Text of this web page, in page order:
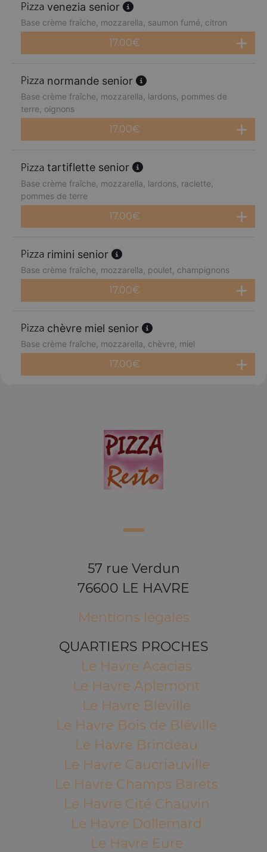
venezia senior
Base crème fraîche, mozzarella, saumon fumé, citron
17.00€
normande senior
Base crème fraîche, mozzarella, lardons, pommes de
terre, oignons
17.00€
tartiflette senior
Base crème fraîche, mozzarella, lardons, raclette,
pommes de terre
17.00€
rimini senior
Base crème fraîche, mozzarella, poulet, champignons
17.00€
chèvre miel senior
Base crème fraîche, mozzarella, chèvre, miel
17.00€
57 rue Verdun
76600 LE HAVRE
Mentions légales
QUARTIERS PROCHES
Le Havre Acacias
Le Havre Aplemont
Le Havre Bléville
Le Havre Bois de Bléville
Le Havre Brindeau
Le Havre Caucriauville
Le Havre Champs Barets
Le Havre Cité Chauvin
Le Havre Dollemard
Le Havre Eure